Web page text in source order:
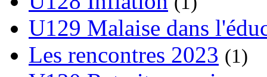
U129 Malaise dans
Les rencontres 2023 (1)